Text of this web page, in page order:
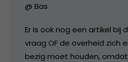
@ Bas
Er is ook nog een artikel bij
vraag OF de overheid zich
bezig moet houden,